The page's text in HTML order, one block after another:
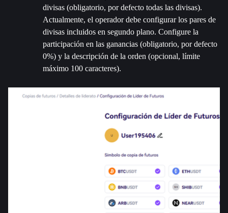
divisas (obligatorio, por defecto todas las divisas).
Actualmente, el operador debe configurar los pares de
divisas incluidos en segundo plano. Configure la
participación en las ganancias (obligatorio, por defecto
0%) y la descripción de la orden (opcional, límite
máximo 100 caracteres).